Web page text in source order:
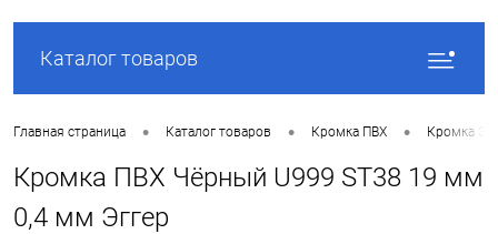
Каталог товаров
Главная страница • Каталог товаров • Кромка ПВХ • Кромка
Кромка ПВХ Чёрный U999 ST38 19 мм
0,4 мм Эггер